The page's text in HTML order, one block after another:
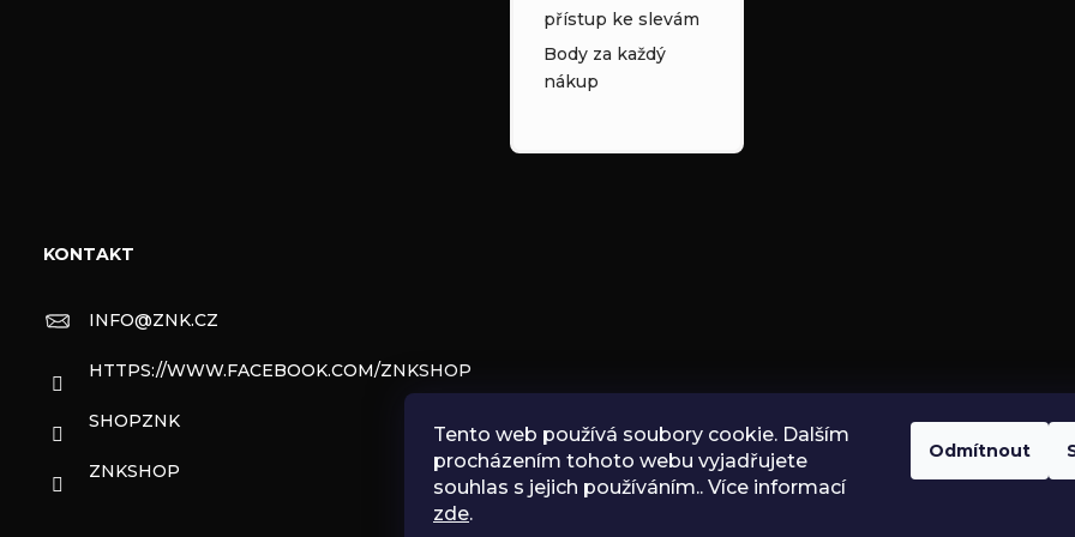
Tento web používá soubory cookie. Dalším
procházením tohoto webu vyjadřujete
souhlas s jejich používáním.. Více informací
zde.
Odmítnout
přístup ke slevám
Body za každý
nákup
KONTAKT
INFO@ZNK.CZ
HTTPS://WWW.FACEBOOK.COM/ZNKSHOP
SHOPZNK
ZNKSHOP